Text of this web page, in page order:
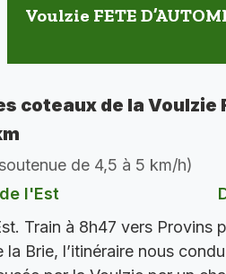
Voulzie FETE
coteaux de la Voulzie
de 4,5 à 5 km/h)
l'Est
Train à 8h47 vers Provins
Brie, l’itinéraire nous